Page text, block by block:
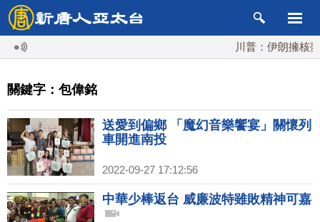
川普：伊朗擁核夢
關鍵字：包偉銘
送愛到偏鄉 「魔幻音樂饗宴」關懷列
車開進南投
2022-09-27 17:12:56
中華少棒返台 威廉波特雖敗精神可嘉